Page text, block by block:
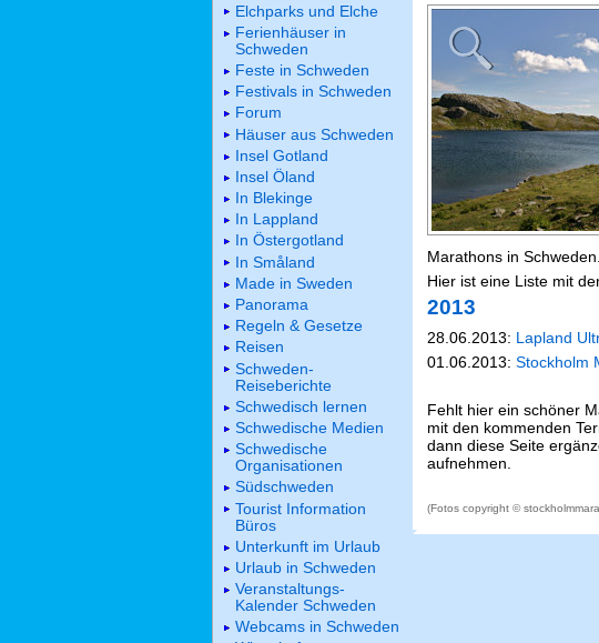
Marathons in Schweden.
Hier ist eine Liste mit
2013
28.06.2013: Lapland
01.06.2013: Stockholm
Fehlt hier ein schöner
mit den kommenden
dann diese Seite
aufnehmen.
(Fotos copyright ©
Elchparks und Elche
Ferienhäuser in
Schweden
Feste in Schweden
Festivals in Schweden
Forum
Häuser aus Schweden
Insel Gotland
Insel Öland
In Blekinge
In Lappland
In Östergotland
In Småland
Made in Sweden
Panorama
Regeln & Gesetze
Reisen
Schweden-
Reiseberichte
Schwedisch lernen
Schwedische Medien
Schwedische
Organisationen
Südschweden
Tourist Information
Büros
Unterkunft im Urlaub
Urlaub in Schweden
Veranstaltungs-
Kalender Schweden
Webcams in Schweden